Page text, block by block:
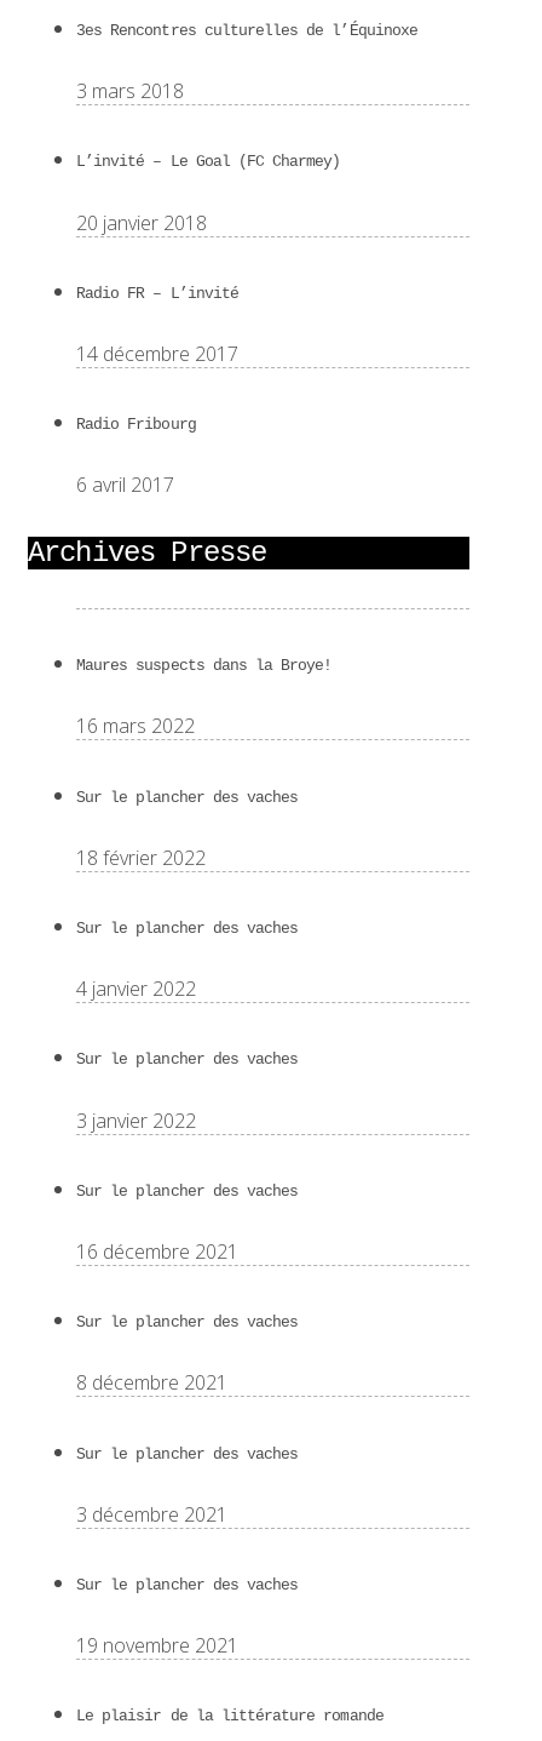
3es Rencontres culturelles de l’Équinoxe
3 mars 2018
L’invité – Le Goal (FC Charmey)
20 janvier 2018
Radio FR – L’invité
14 décembre 2017
Radio Fribourg
6 avril 2017
Archives Presse
Maures suspects dans la Broye!
16 mars 2022
Sur le plancher des vaches
18 février 2022
Sur le plancher des vaches
4 janvier 2022
Sur le plancher des vaches
3 janvier 2022
Sur le plancher des vaches
16 décembre 2021
Sur le plancher des vaches
8 décembre 2021
Sur le plancher des vaches
3 décembre 2021
Sur le plancher des vaches
19 novembre 2021
Le plaisir de la littérature romande